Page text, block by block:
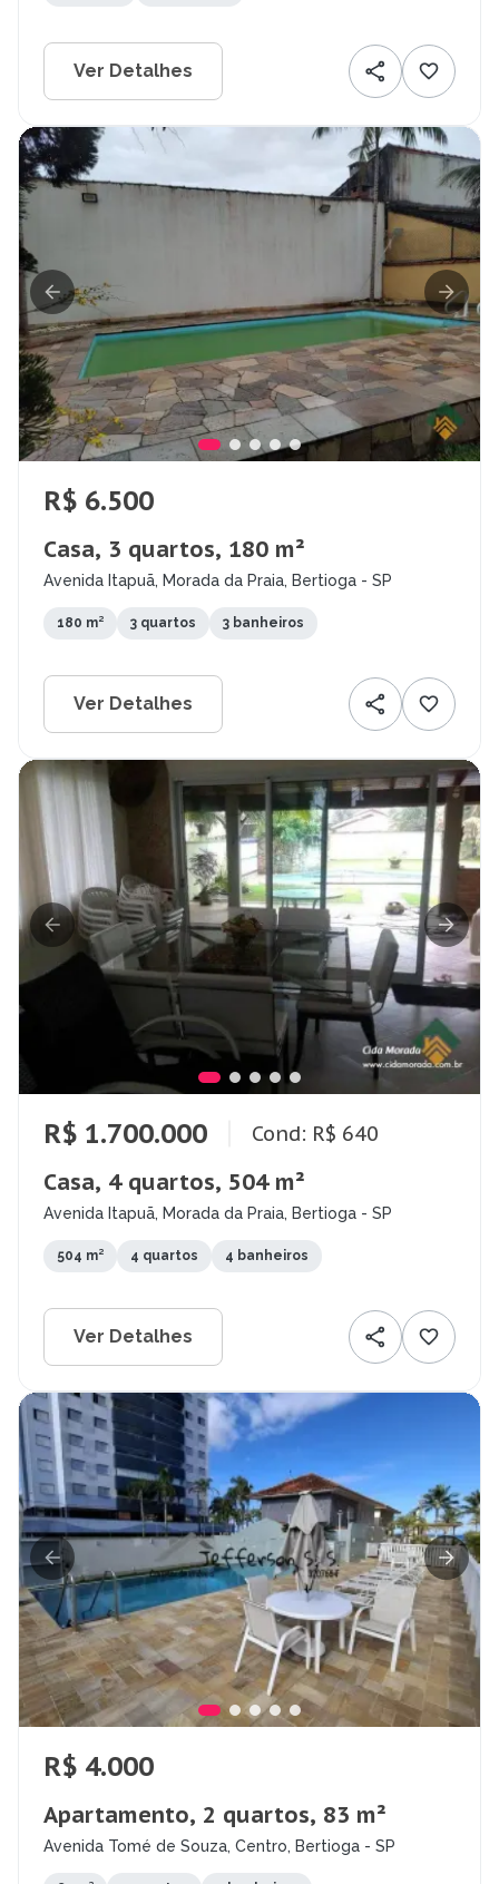
Ver Detalhes
R$ 6.500
Casa, 3 quartos, 180 m²
Avenida Itapuã, Morada da Praia, Bertioga - SP
180 m² 3 quartos 3 banheiros
Ver Detalhes
R$ 1.700.000 Cond: R$ 640
Casa, 4 quartos, 504 m²
Avenida Itapuã, Morada da Praia, Bertioga - SP
504 m² 4 quartos 4 banheiros
Ver Detalhes
R$ 4.000
Apartamento, 2 quartos, 83 m²
Avenida Tomé de Souza, Centro, Bertioga - SP